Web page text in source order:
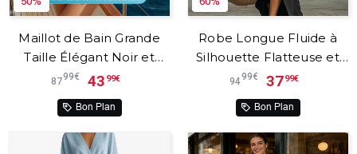
Maillot de Bain Grande
Taille Élégant Noir et
Blanc avec Nœud –
Élégance™
8799€ 43 99€
Bon Plan
Robe Longue Fluide à
Silhouette Flatteuse et
Style Polyvalent pour le
Quotidien – Willow™
9499€ 3799€
Bon Plan